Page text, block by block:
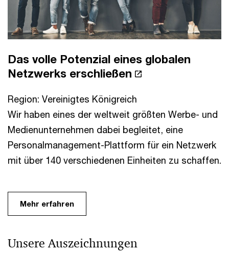
Das volle Potenzial eines globalen
Netzwerks erschließen
Region: Vereinigtes Königreich
Wir haben eines der weltweit größten Werbe- und
Medienunternehmen dabei begleitet, eine
Personalmanagement-Plattform für ein Netzwerk
mit über 140 verschiedenen Einheiten zu schaffen.
Mehr erfahren
Unsere Auszeichnungen